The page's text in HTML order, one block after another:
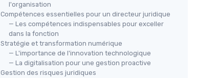
l'organisation
Compétences essentielles pour un directeur juridique
— Les compétences indispensables pour exceller
dans la fonction
Stratégie et transformation numérique
— L'importance de l'innovation technologique
— La digitalisation pour une gestion proactive
Gestion des risques juridiques